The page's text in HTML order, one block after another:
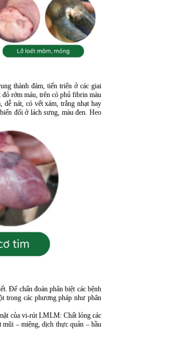
thành đám, tiến triển ở các giai
rớm máu, trên có phủ fibrin màu
nát, có vết xám, trắng nhạt hay
đổi ở lách sưng, màu đen. Heo
Để chẩn đoán phân biệt các bệnh
trong các phương pháp như phân
của vi-rút LMLM: Chất lỏng các
– miệng, dịch thực quản – hầu